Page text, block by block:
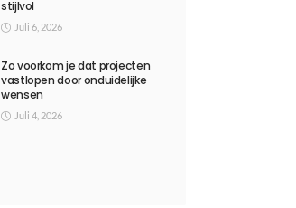
stijlvol
Juli 6, 2026
Zo voorkom je dat projecten
vastlopen door onduidelijke
wensen
Juli 4, 2026